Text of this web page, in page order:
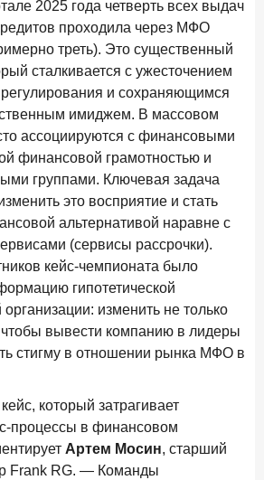
RG
основных событий
ПОДПИСАТЬСЯ
ИССЛЕДОВАНИЕ
года объем выдач кредитов
руб.
будущее контакт-центров в
и технологий
россиян банки учатся
ИССЛЕДОВАНИЕ
2025 года четверть всех выдач
проходила через МФО
треть). Это существенный
сталкивается с ужесточением
регулирования и сохраняющимся
имиджем. В массовом
ассоциируются с финансовыми
финансовой грамотностью и
группами. Ключевая задача
это восприятие и стать
альтернативой наравне с
(сервисы рассрочки).
кейс-чемпионата было
гипотетической
изменить не только
вывести компанию в лидеры
стигму в отношении рынка МФО в
который затрагивает
процессы в финансовом
Артем Мосин, старший
Frank RG. — Команды